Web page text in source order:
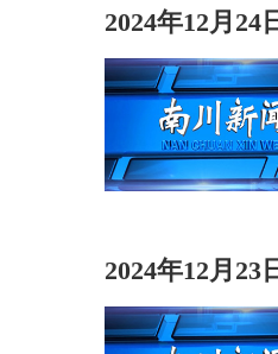
2024年12月24
2024年12月23